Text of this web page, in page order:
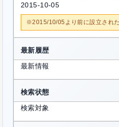
2015-10-05
※2015/10/05より前に設立され
最新履歴
最新情報
検索状態
検索対象